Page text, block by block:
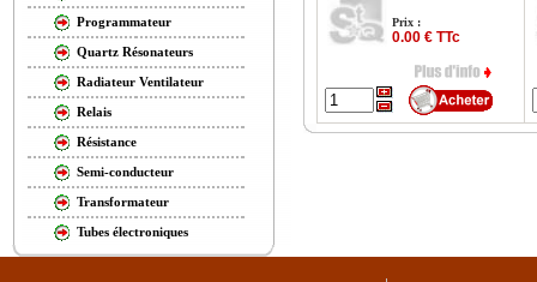
Programmateur
Quartz Résonateurs
Radiateur Ventilateur
Relais
Résistance
Semi-conducteur
Transformateur
Tubes électroniques
Prix :
0.00 € TTc